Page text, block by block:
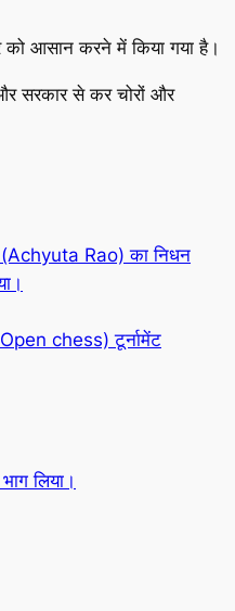
आसान करने में किया गया है।
सरकार से कर चोरों और
(Achyuta Rao) का निधन
chess) टूर्नामेंट
लिया।